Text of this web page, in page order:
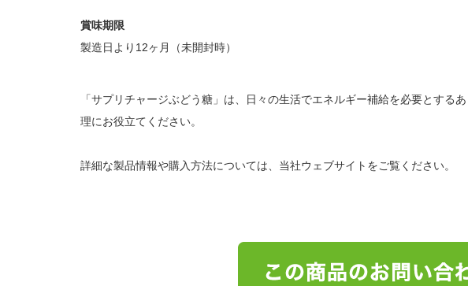
賞味期限
製造日より12ヶ月（未開封時）
「サプリチャージぶどう糖」は、日々の生活でエネルギー補給を必要とする
理にお役立てください。
詳細な製品情報や購入方法については、当社ウェブサイトをご覧ください。